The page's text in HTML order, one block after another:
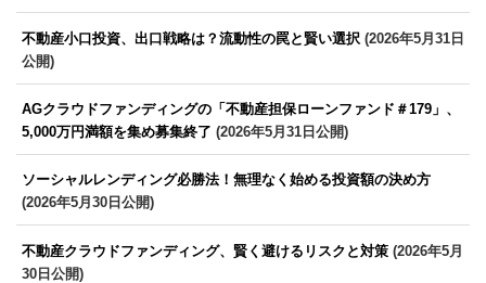
不動産小口投資、出口戦略は？流動性の罠と賢い選択 (2026年5月31日
公開)
AGクラウドファンディングの「不動産担保ローンファンド＃179」、
5,000万円満額を集め募集終了 (2026年5月31日公開)
ソーシャルレンディング必勝法！無理なく始める投資額の決め方
(2026年5月30日公開)
不動産クラウドファンディング、賢く避けるリスクと対策 (2026年5月
30日公開)